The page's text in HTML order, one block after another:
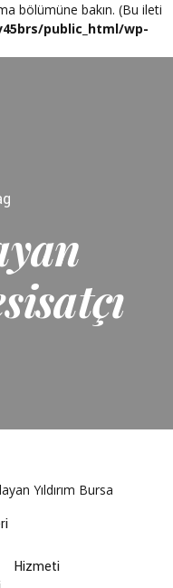
bölümüne bakın. (Bu ileti
public_html/wp-
Hizmeti